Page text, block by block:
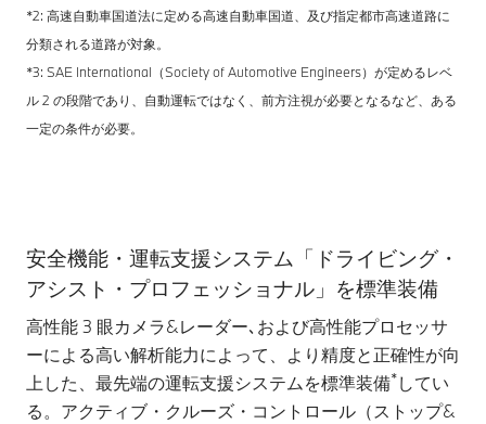
*2: 高速自動車国道法に定める高速自動車国道、及び指定都市高速道路に
分類される道路が対象。
*3: SAE International（Society of Automotive Engineers）が定めるレベ
ル 2 の段階であり、自動運転ではなく、前方注視が必要となるなど、ある
一定の条件が必要。
安全機能・運転支援システム「ドライビング・
アシスト・プロフェッショナル」を標準装備
高性能 3 眼カメラ&レーダー､および高性能プロセッサ
ーによる高い解析能力によって、より精度と正確性が向
上した、最先端の運転支援システムを標準装備*してい
る。アクティブ・クルーズ・コントロール（ストップ&